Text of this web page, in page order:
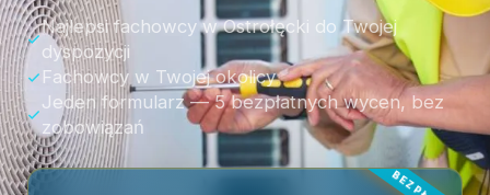
Najlepsi fachowcy w Ostrołęcki do Twojej
dyspozycji
Fachowcy w Twojej okolicy
Jeden formularz — 5 bezpłatnych wycen, bez
zobowiązań